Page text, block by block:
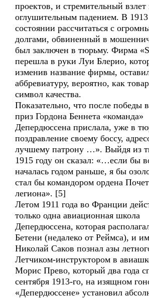
проектов, и стремительный взлет
оглушительным падением. В 1913
состоянии рассчитаться с
долгами, обвиненный в
был заключен в тюрьму. Фирма
перешла в руки Луи Блерио,
изменив название фирмы,
аббревиатуру, вероятно, как
символ качества.
Показательно, что после победы
приз Гордона Беннета «команда»
Депердюссена прислала, уже в
поздравление своему боссу,
лучшему патрону …». Выйдя из
1915 году он сказал: «…если бы
началась годом раньше, я бы
стал бы командором ордена
легиона». [5]
Летом 1911 года во Франции
только одна авиационная школа
Депердюссена, которая
Бетени (недалеко от Реймса), и
Николай Саков познал азы
Летчиком-инструктором в
Морис Прево, который два года
сентября 1913-го, на изящном
«Депердюссене» установил